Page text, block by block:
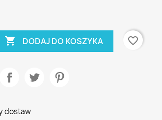
 DODAJ DO KOSZYKA favorite_border
dostaw